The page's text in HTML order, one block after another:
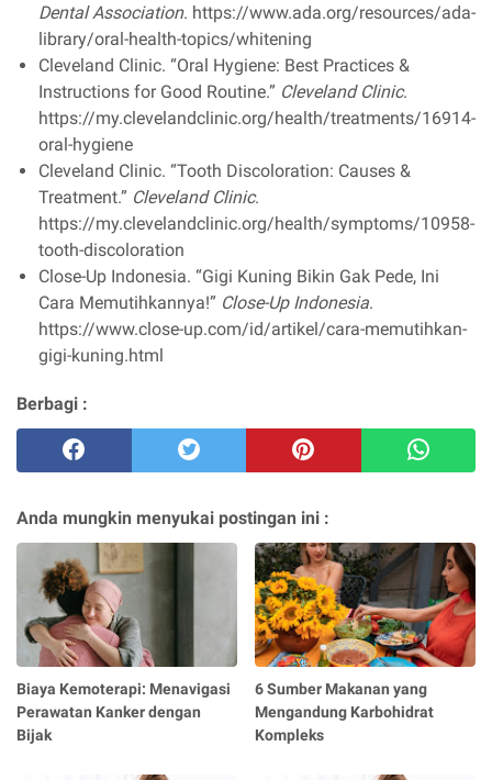
Dental Association. https://www.ada.org/resources/ada-
library/oral-health-topics/whitening
Cleveland Clinic. “Oral Hygiene: Best Practices &
Instructions for Good Routine.” Cleveland Clinic.
https://my.clevelandclinic.org/health/treatments/16914-
oral-hygiene
Cleveland Clinic. “Tooth Discoloration: Causes &
Treatment.” Cleveland Clinic.
https://my.clevelandclinic.org/health/symptoms/10958-
tooth-discoloration
Close-Up Indonesia. “Gigi Kuning Bikin Gak Pede, Ini
Cara Memutihkannya!” Close-Up Indonesia.
https://www.close-up.com/id/artikel/cara-memutihkan-
gigi-kuning.html
Berbagi :
Anda mungkin menyukai postingan ini :
Biaya Kemoterapi: Menavigasi
Perawatan Kanker dengan
Bijak
6 Sumber Makanan yang
Mengandung Karbohidrat
Kompleks